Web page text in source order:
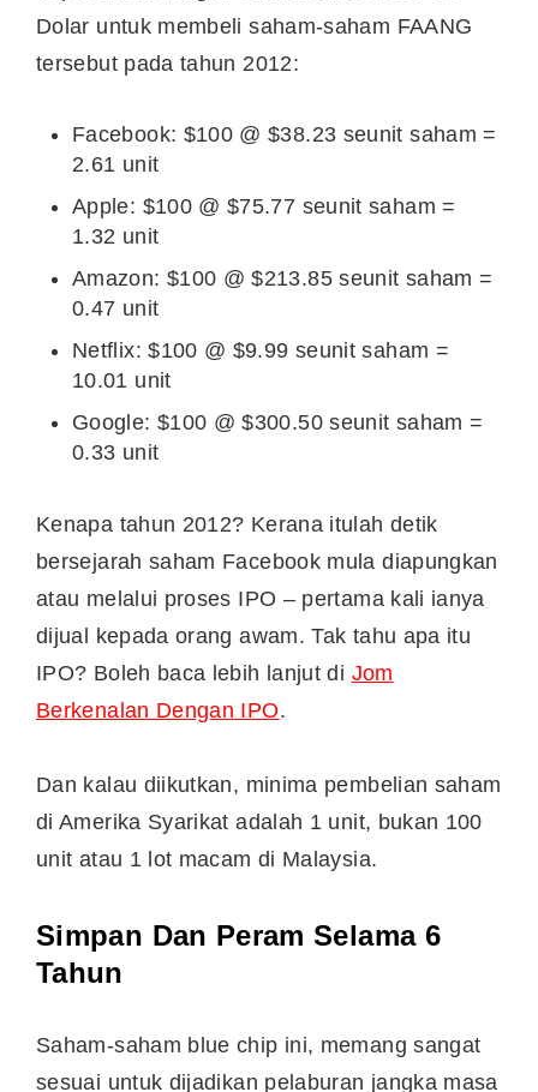
Dolar untuk membeli saham-saham FAANG
tersebut pada tahun 2012:
Facebook: $100 @ $38.23 seunit saham =
2.61 unit
Apple: $100 @ $75.77 seunit saham =
1.32 unit
Amazon: $100 @ $213.85 seunit saham =
0.47 unit
Netflix: $100 @ $9.99 seunit saham =
10.01 unit
Google: $100 @ $300.50 seunit saham =
0.33 unit
Kenapa tahun 2012? Kerana itulah detik
bersejarah saham Facebook mula diapungkan
atau melalui proses IPO – pertama kali ianya
dijual kepada orang awam. Tak tahu apa itu
IPO? Boleh baca lebih lanjut di Jom
Berkenalan Dengan IPO.
Dan kalau diikutkan, minima pembelian saham
di Amerika Syarikat adalah 1 unit, bukan 100
unit atau 1 lot macam di Malaysia.
Simpan Dan Peram Selama 6
Tahun
Saham-saham blue chip ini, memang sangat
sesuai untuk dijadikan pelaburan jangka masa